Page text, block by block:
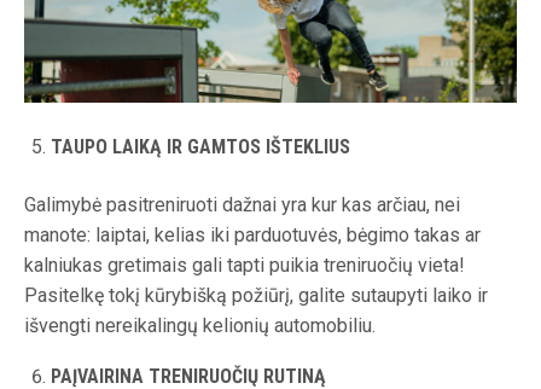
TAUPO LAIKĄ IR GAMTOS IŠTEKLIUS
Galimybė pasitreniruoti dažnai yra kur kas arčiau, nei
manote: laiptai, kelias iki parduotuvės, bėgimo takas ar
kalniukas gretimais gali tapti puikia treniruočių vieta!
Pasitelkę tokį kūrybišką požiūrį, galite sutaupyti laiko ir
išvengti nereikalingų kelionių automobiliu.
PAĮVAIRINA TRENIRUOČIŲ RUTINĄ